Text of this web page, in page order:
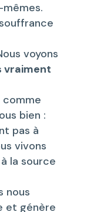
mêmes.
voyons
vraiment
bien :
pas à
vivons
la source
nous
et génère